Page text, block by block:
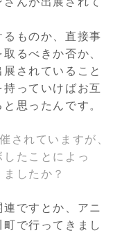
ものか、直接事
るべきか否か、
されていること
っていけばお互
思ったんです。
れていますが、
たことによっ
したか？
ですとか、アニ
で行ってきまし